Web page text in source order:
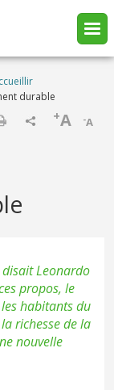
durable
-A
+A
disait Leonardo
propos, le
habitants du
richesse de la
nouvelle